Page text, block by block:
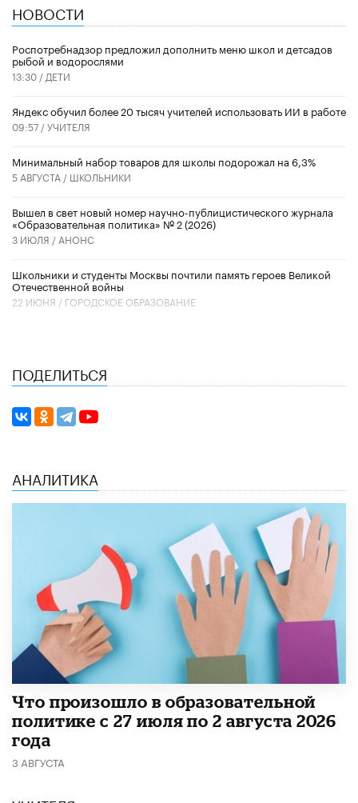
НОВОСТИ
Роспотребнадзор предложил дополнить меню школ и детсадов
рыбой и водорослями
13:30 / ДЕТИ
​Яндекс обучил более 20 тысяч учителей использовать ИИ в работе
09:57 /УЧИТЕЛЯ
Минимальный набор товаров для школы подорожал на 6,3%
5 АВГУСТА / ШКОЛЬНИКИ
Вышел в свет новый номер научно-публицистического журнала
«Образовательная политика» № 2 (2026)
3 ИЮЛЯ / АНОНС
Школьники и студенты Москвы почтили память героев Великой
Отечественной войны
22 ИЮНЯ / ГОРОДСКОЕ ОБРАЗОВАНИЕ
ПОДЕЛИТЬСЯ
АНАЛИТИКА
​Что произошло в образовательной
политике с 27 июля по 2 августа 2026
года
3 АВГУСТА